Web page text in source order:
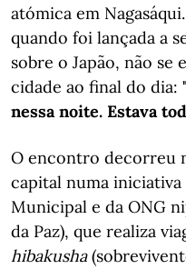
atómica em
quando foi lançada a
sobre o Japão, não se
cidade ao final do dia:
nessa noite. Estava
O encontro decorreu
capital numa
Municipal e da ONG
da Paz), que realiza
hibakusha